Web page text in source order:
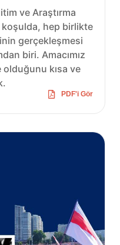
ve Araştırma
koşulda, hep birlikte
gerçekleşmesi
biri. Amacımız
kısa ve
PDF'i Gör